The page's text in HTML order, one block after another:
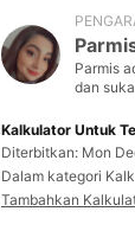
Parmis
dan
Kalkulator Untuk
Diterbitkan: Mon
Dalam kategori
Tambahkan